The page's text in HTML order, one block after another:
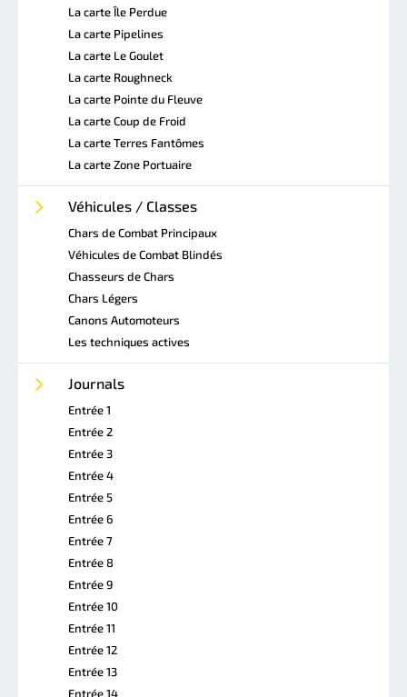
La carte Île Perdue
La carte Pipelines
La carte Le Goulet
La carte Roughneck
La carte Pointe du Fleuve
La carte Coup de Froid
La carte Terres Fantômes
La carte Zone Portuaire
Véhicules / Classes
Chars de Combat Principaux
Véhicules de Combat Blindés
Chasseurs de Chars
Chars Légers
Canons Automoteurs
Les techniques actives
Journals
Entrée 1
Entrée 2
Entrée 3
Entrée 4
Entrée 5
Entrée 6
Entrée 7
Entrée 8
Entrée 9
Entrée 10
Entrée 11
Entrée 12
Entrée 13
Entrée 14